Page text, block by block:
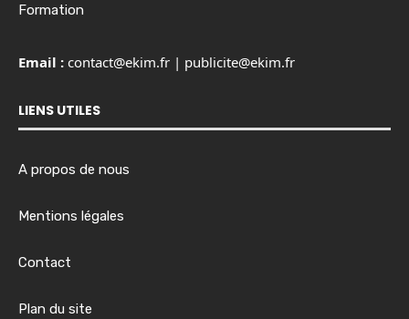
Formation
Email : contact@ekim.fr | publicite@ekim.fr
LIENS UTILES
A propos de nous
Mentions légales
Contact
Plan du site